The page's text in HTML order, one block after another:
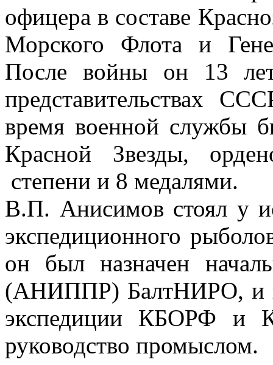
офицера в составе
Морского Флота и
После войны он 13 лет
представительствах
время военной службы
Красной Звезды,
степени и 8 медалями.
В.П. Анисимов стоял у
экспедиционного
он был назначен
(АНИППР) БалтНИРО, и в
экспедиции КБОРФ и
руководство промыслом.